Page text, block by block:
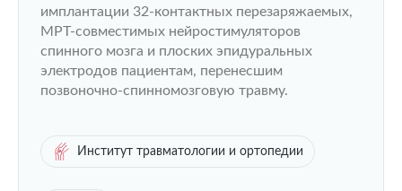
имплантации 32-контактных перезаряжаемых,
МРТ-совместимых нейростимуляторов
спинного мозга и плоских эпидуральных
электродов пациентам, перенесшим
позвоночно-спинномозговую травму.
Институт травматологии и ортопедии